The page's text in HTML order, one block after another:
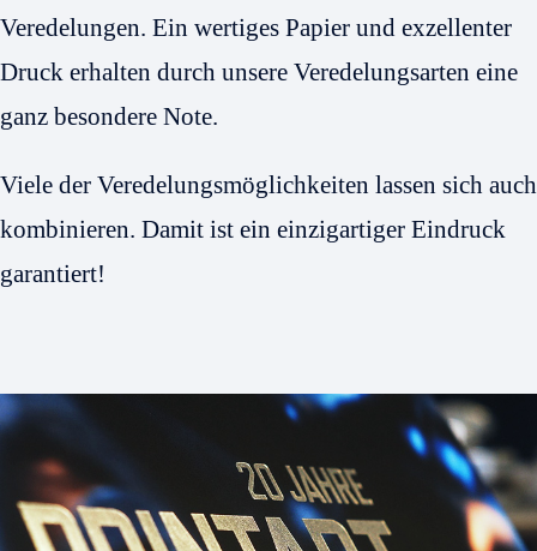
Veredelungen. Ein wertiges Papier und exzellenter
Druck erhalten durch unsere Veredelungsarten eine
ganz besondere Note.
Viele der Veredelungsmöglichkeiten lassen sich auch
kombinieren. Damit ist ein einzigartiger Eindruck
garantiert!